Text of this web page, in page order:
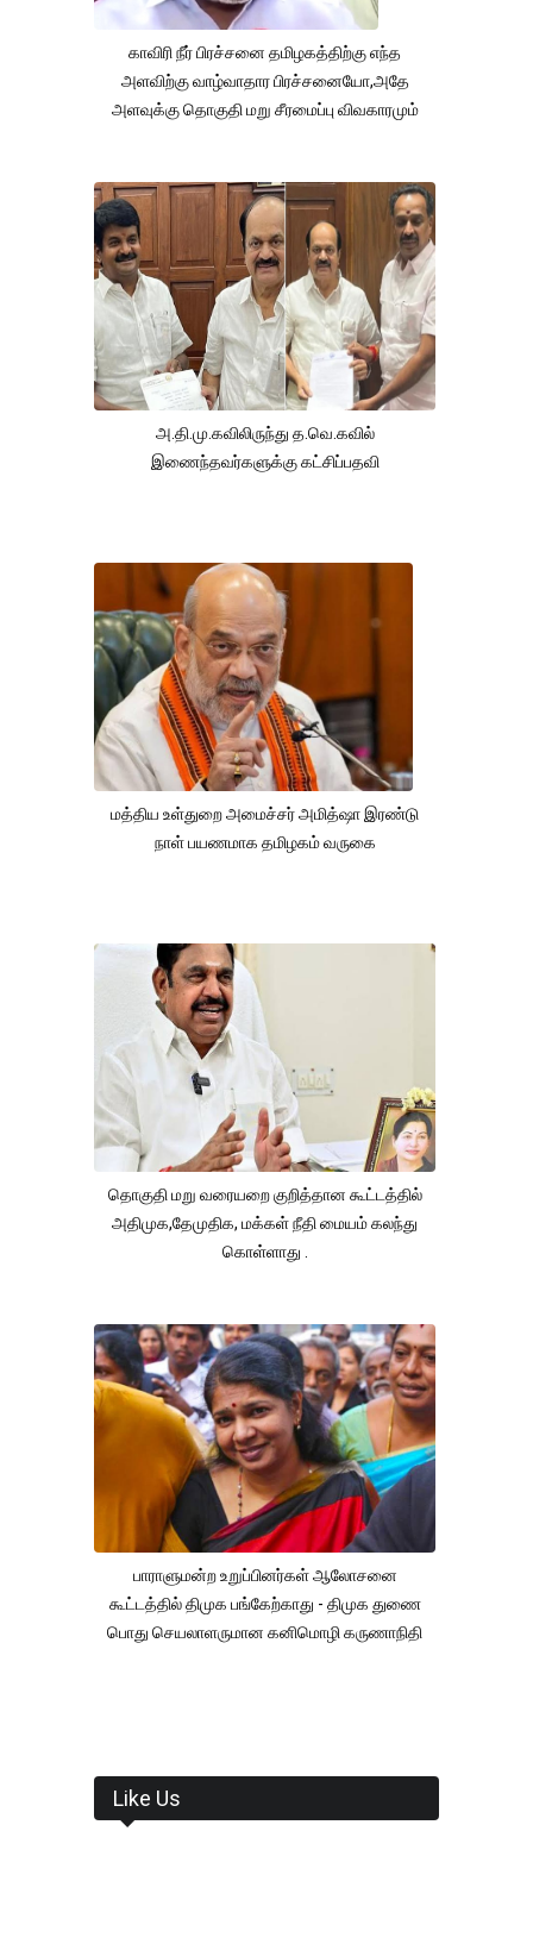
காவிரி நீர் பிரச்சனை தமிழகத்திற்கு எந்த
அளவிற்கு வாழ்வாதார பிரச்சனையோ,அதே
அளவுக்கு தொகுதி மறு சீரமைப்பு விவகாரமும்
அ.தி.மு.கவிலிருந்து த.வெ.கவில்
இணைந்தவர்களுக்கு கட்சிப்பதவி
மத்திய உள்துறை அமைச்சர் அமித்ஷா இரண்டு
நாள் பயணமாக தமிழகம் வருகை
தொகுதி மறு வரையறை குறித்தான கூட்டத்தில்
அதிமுக,தேமுதிக, மக்கள் நீதி மையம் கலந்து
கொள்ளாது .
பாராளுமன்ற உறுப்பினர்கள் ஆலோசனை
கூட்டத்தில் திமுக பங்கேற்காது - திமுக துணை
பொது செயலாளருமான கனிமொழி கருணாநிதி
Like Us